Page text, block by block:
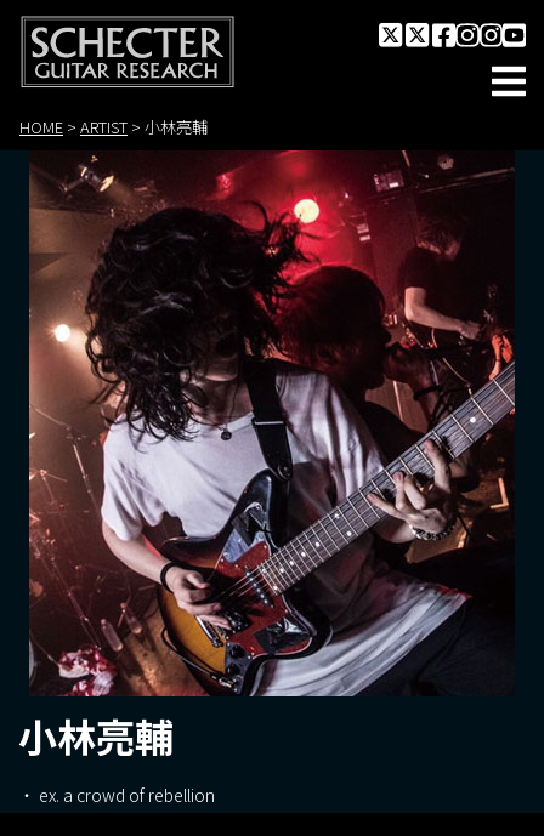
HOME > ARTIST > 小林亮輔
小林亮輔
ex. a crowd of rebellion